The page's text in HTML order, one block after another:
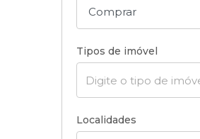
Tipos de imóvel
Localidades